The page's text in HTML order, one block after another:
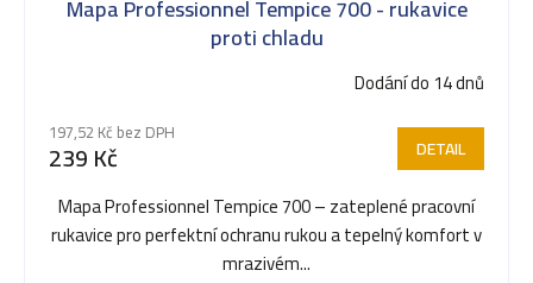
Mapa Professionnel Tempice 700 - rukavice
proti chladu
Dodání do 14 dnů
197,52 Kč bez DPH
239 Kč DETAIL
Mapa Professionnel Tempice 700 – zateplené pracovní
rukavice pro perfektní ochranu rukou a tepelný komfort v
mrazivém...